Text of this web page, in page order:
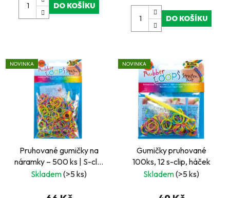
DO KOŠÍKU
DO KOŠÍKU
NOVINKA
Pruhované gumičky na
náramky – 500 ks | S-clip
spony a háček
Skladem(>5 ks)
NOVINKA
Gumičky pruhované
100ks, 12 s-clip, háček
Skladem(>5 ks)